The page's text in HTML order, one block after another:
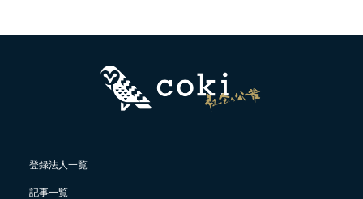
登録法人一覧
記事一覧